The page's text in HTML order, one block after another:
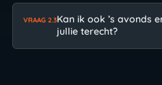
VRAAG 2.3Kan ik ook ’s avonds
jullie terecht?